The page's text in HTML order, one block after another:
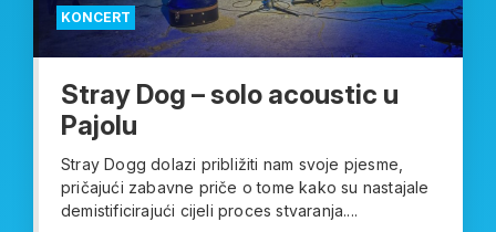
KONCERT
Stray Dog – solo acoustic u
Pajolu
Stray Dogg dolazi približiti nam svoje pjesme,
pričajući zabavne priče o tome kako su nastajale
demistificirajući cijeli proces stvaranja....